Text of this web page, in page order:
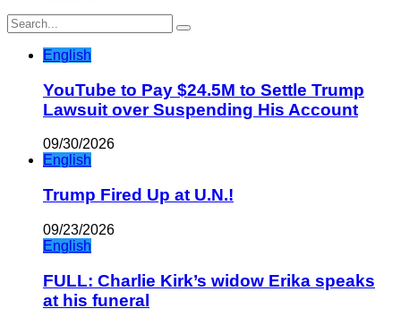
English
YouTube to Pay $24.5M to Settle Trump
Lawsuit over Suspending His Account
09/30/2026
English
Trump Fired Up at U.N.!
09/23/2026
English
FULL: Charlie Kirk’s widow Erika speaks
at his funeral